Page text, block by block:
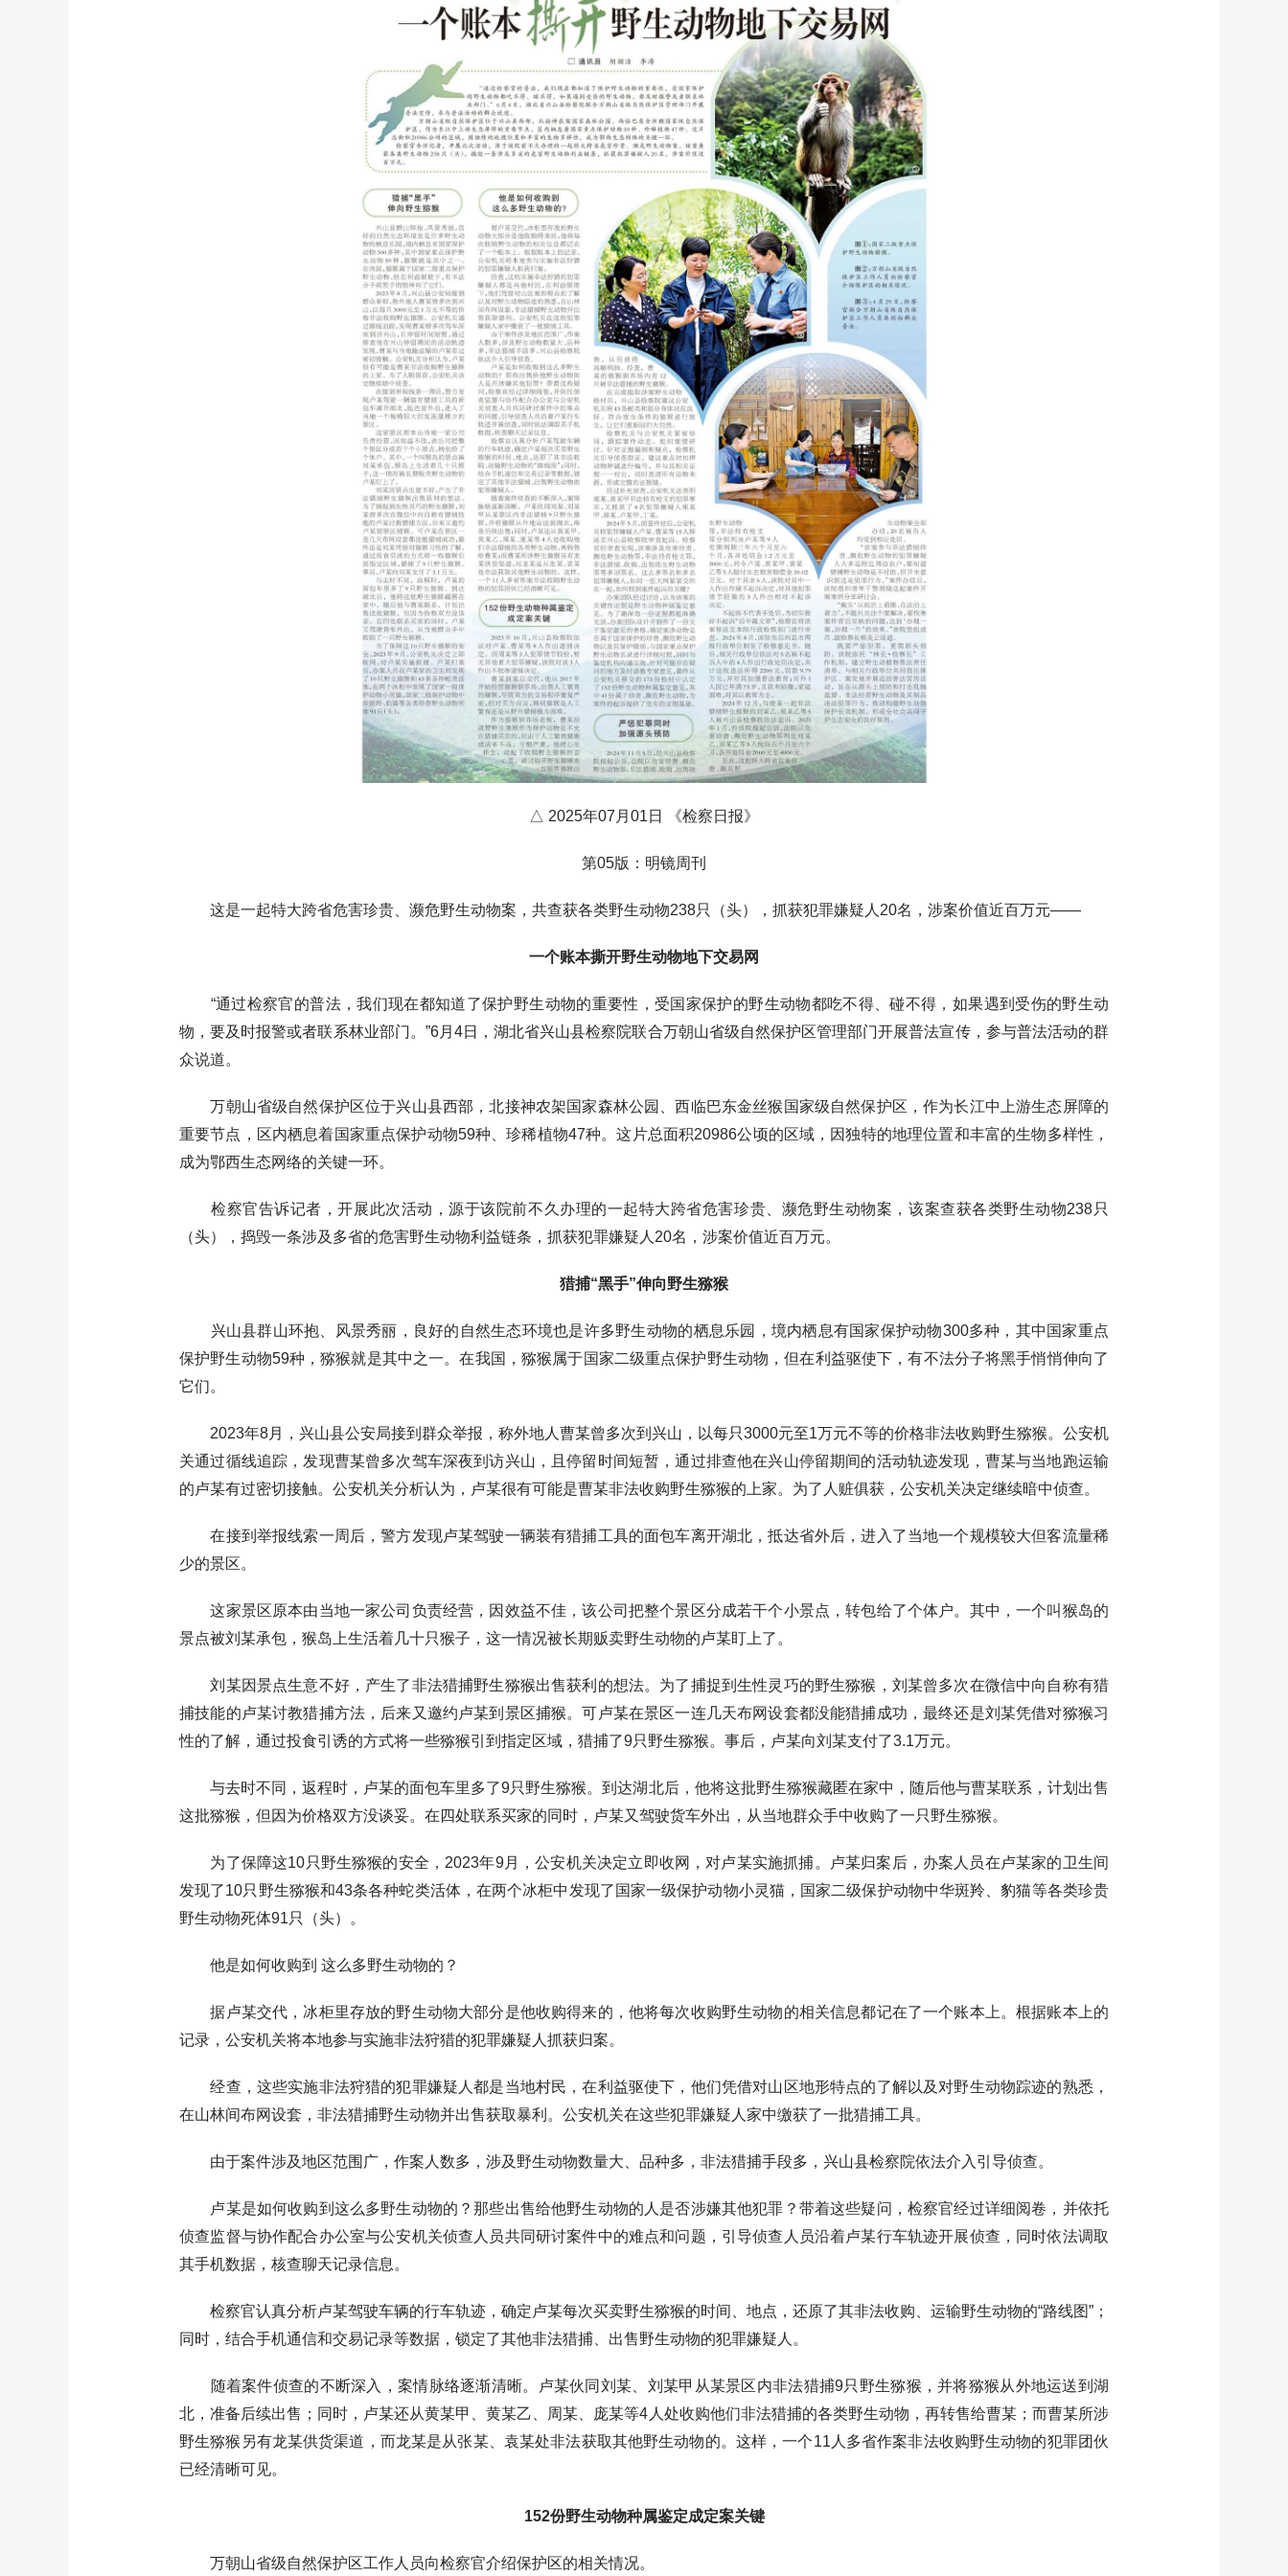
△ 2025年07月01日 《检察日报》
第05版：明镜周刊
这是一起特大跨省危害珍贵、濒危野生动物案，共查获各类野生动物238只（头），抓获犯罪嫌疑人20名，涉案价值近百万元——
一个账本撕开野生动物地下交易网
“通过检察官的普法，我们现在都知道了保护野生动物的重要性，受国家保护的野生动物都吃不得、碰不得，如果遇到受伤的野生动
物，要及时报警或者联系林业部门。”6月4日，湖北省兴山县检察院联合万朝山省级自然保护区管理部门开展普法宣传，参与普法活动的群
众说道。
万朝山省级自然保护区位于兴山县西部，北接神农架国家森林公园、西临巴东金丝猴国家级自然保护区，作为长江中上游生态屏障的
重要节点，区内栖息着国家重点保护动物59种、珍稀植物47种。这片总面积20986公顷的区域，因独特的地理位置和丰富的生物多样性，
成为鄂西生态网络的关键一环。
检察官告诉记者，开展此次活动，源于该院前不久办理的一起特大跨省危害珍贵、濒危野生动物案，该案查获各类野生动物238只
（头），捣毁一条涉及多省的危害野生动物利益链条，抓获犯罪嫌疑人20名，涉案价值近百万元。
猎捕“黑手”伸向野生猕猴
兴山县群山环抱、风景秀丽，良好的自然生态环境也是许多野生动物的栖息乐园，境内栖息有国家保护动物300多种，其中国家重点
保护野生动物59种，猕猴就是其中之一。在我国，猕猴属于国家二级重点保护野生动物，但在利益驱使下，有不法分子将黑手悄悄伸向了
它们。
2023年8月，兴山县公安局接到群众举报，称外地人曹某曾多次到兴山，以每只3000元至1万元不等的价格非法收购野生猕猴。公安机
关通过循线追踪，发现曹某曾多次驾车深夜到访兴山，且停留时间短暂，通过排查他在兴山停留期间的活动轨迹发现，曹某与当地跑运输
的卢某有过密切接触。公安机关分析认为，卢某很有可能是曹某非法收购野生猕猴的上家。为了人赃俱获，公安机关决定继续暗中侦查。
在接到举报线索一周后，警方发现卢某驾驶一辆装有猎捕工具的面包车离开湖北，抵达省外后，进入了当地一个规模较大但客流量稀
少的景区。
这家景区原本由当地一家公司负责经营，因效益不佳，该公司把整个景区分成若干个小景点，转包给了个体户。其中，一个叫猴岛的
景点被刘某承包，猴岛上生活着几十只猴子，这一情况被长期贩卖野生动物的卢某盯上了。
刘某因景点生意不好，产生了非法猎捕野生猕猴出售获利的想法。为了捕捉到生性灵巧的野生猕猴，刘某曾多次在微信中向自称有猎
捕技能的卢某讨教猎捕方法，后来又邀约卢某到景区捕猴。可卢某在景区一连几天布网设套都没能猎捕成功，最终还是刘某凭借对猕猴习
性的了解，通过投食引诱的方式将一些猕猴引到指定区域，猎捕了9只野生猕猴。事后，卢某向刘某支付了3.1万元。
与去时不同，返程时，卢某的面包车里多了9只野生猕猴。到达湖北后，他将这批野生猕猴藏匿在家中，随后他与曹某联系，计划出售
这批猕猴，但因为价格双方没谈妥。在四处联系买家的同时，卢某又驾驶货车外出，从当地群众手中收购了一只野生猕猴。
为了保障这10只野生猕猴的安全，2023年9月，公安机关决定立即收网，对卢某实施抓捕。卢某归案后，办案人员在卢某家的卫生间
发现了10只野生猕猴和43条各种蛇类活体，在两个冰柜中发现了国家一级保护动物小灵猫，国家二级保护动物中华斑羚、豹猫等各类珍贵
野生动物死体91只（头）。
他是如何收购到 这么多野生动物的？
据卢某交代，冰柜里存放的野生动物大部分是他收购得来的，他将每次收购野生动物的相关信息都记在了一个账本上。根据账本上的
记录，公安机关将本地参与实施非法狩猎的犯罪嫌疑人抓获归案。
经查，这些实施非法狩猎的犯罪嫌疑人都是当地村民，在利益驱使下，他们凭借对山区地形特点的了解以及对野生动物踪迹的熟悉，
在山林间布网设套，非法猎捕野生动物并出售获取暴利。公安机关在这些犯罪嫌疑人家中缴获了一批猎捕工具。
由于案件涉及地区范围广，作案人数多，涉及野生动物数量大、品种多，非法猎捕手段多，兴山县检察院依法介入引导侦查。
卢某是如何收购到这么多野生动物的？那些出售给他野生动物的人是否涉嫌其他犯罪？带着这些疑问，检察官经过详细阅卷，并依托
侦查监督与协作配合办公室与公安机关侦查人员共同研讨案件中的难点和问题，引导侦查人员沿着卢某行车轨迹开展侦查，同时依法调取
其手机数据，核查聊天记录信息。
检察官认真分析卢某驾驶车辆的行车轨迹，确定卢某每次买卖野生猕猴的时间、地点，还原了其非法收购、运输野生动物的“路线图”；
同时，结合手机通信和交易记录等数据，锁定了其他非法猎捕、出售野生动物的犯罪嫌疑人。
随着案件侦查的不断深入，案情脉络逐渐清晰。卢某伙同刘某、刘某甲从某景区内非法猎捕9只野生猕猴，并将猕猴从外地运送到湖
北，准备后续出售；同时，卢某还从黄某甲、黄某乙、周某、庞某等4人处收购他们非法猎捕的各类野生动物，再转售给曹某；而曹某所涉
野生猕猴另有龙某供货渠道，而龙某是从张某、袁某处非法获取其他野生动物的。这样，一个11人多省作案非法收购野生动物的犯罪团伙
已经清晰可见。
152份野生动物种属鉴定成定案关键
万朝山省级自然保护区工作人员向检察官介绍保护区的相关情况。